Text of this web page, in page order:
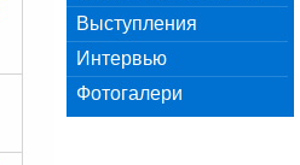
Выступления
Интервью
Фотогалери